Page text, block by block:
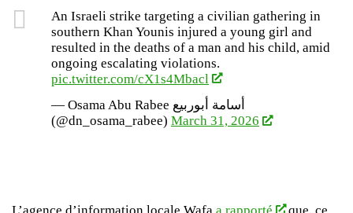
An Israeli strike targeting a civilian gathering in
southern Khan Younis injured a young girl and
resulted in the deaths of a man and his child, amid
ongoing escalating violations.
pic.twitter.com/cX1s4Mbacl
— Osama Abu Rabee أسامة أبوربيع
(@dn_osama_rabee) March 31, 2026
L’agence d’information locale Wafa a rapporté
que, ce